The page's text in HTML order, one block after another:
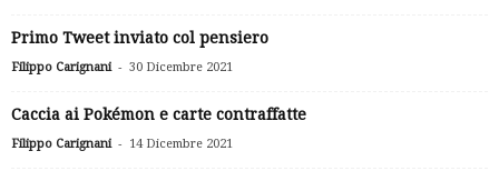
Primo Tweet inviato col pensiero
Filippo Carignani - 30 Dicembre 2021
Caccia ai Pokémon e carte contraffatte
Filippo Carignani - 14 Dicembre 2021